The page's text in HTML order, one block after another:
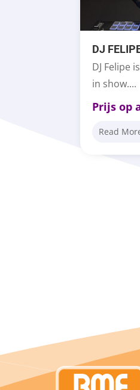
DJ
DJ Felipe
in show....
Prijs op
Read